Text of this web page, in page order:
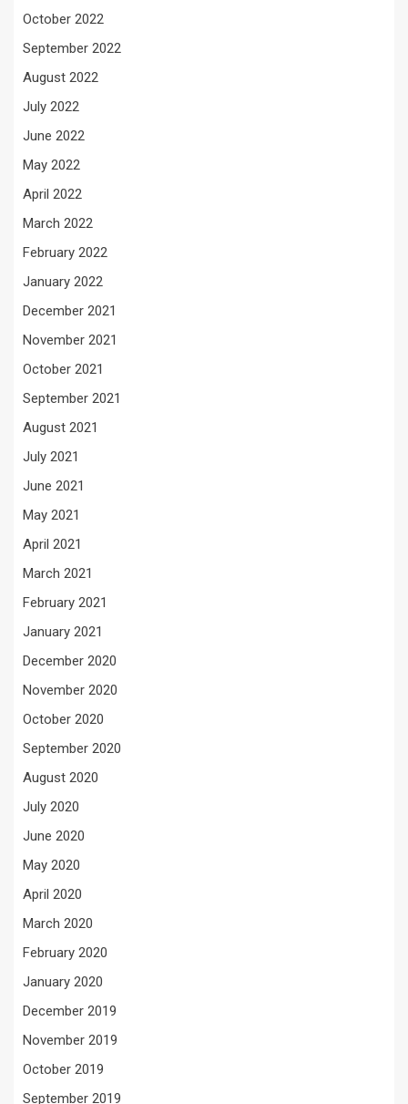
October 2022
September 2022
August 2022
July 2022
June 2022
May 2022
April 2022
March 2022
February 2022
January 2022
December 2021
November 2021
October 2021
September 2021
August 2021
July 2021
June 2021
May 2021
April 2021
March 2021
February 2021
January 2021
December 2020
November 2020
October 2020
September 2020
August 2020
July 2020
June 2020
May 2020
April 2020
March 2020
February 2020
January 2020
December 2019
November 2019
October 2019
September 2019